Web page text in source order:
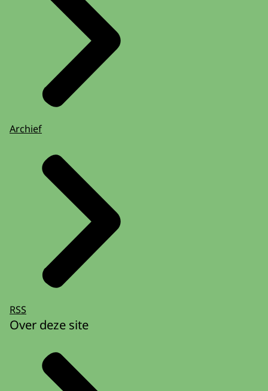
Archief
RSS
Over deze site